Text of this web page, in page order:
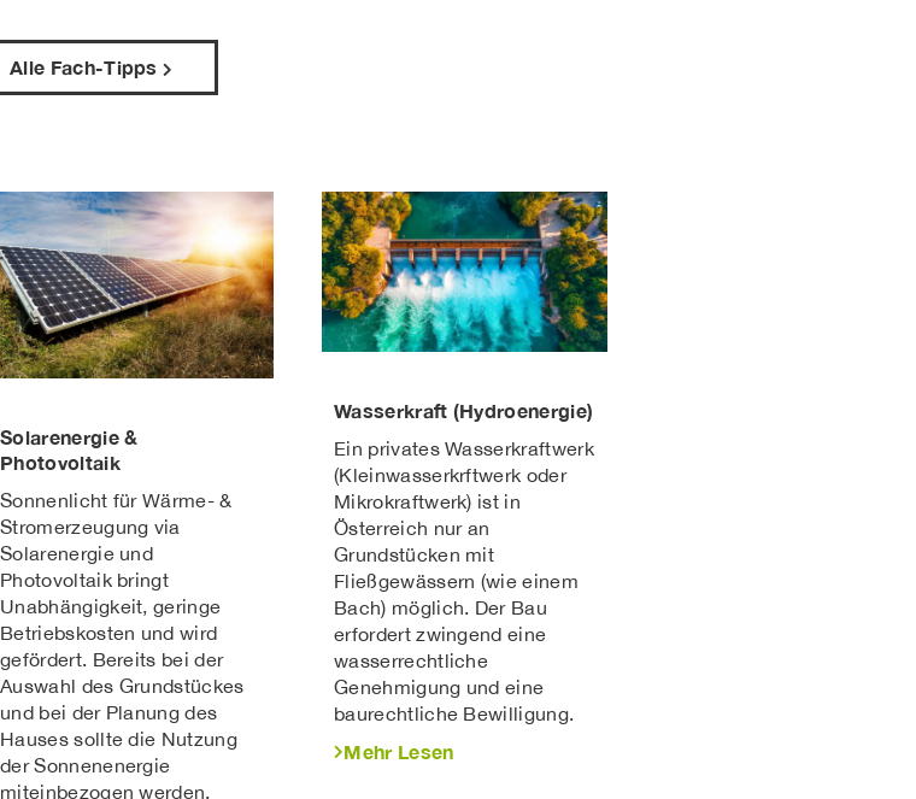
Alle Fach-Tipps
Solarenergie &
Photovoltaik
Sonnenlicht für Wärme- &
Stromerzeugung via
Solarenergie und
Photovoltaik bringt
Unabhängigkeit, geringe
Betriebskosten und wird
gefördert. Bereits bei der
Auswahl des Grundstückes
und bei der Planung des
Hauses sollte die Nutzung
der Sonnenenergie
miteinbezogen werden.
Wasserkraft (Hydroenergie)
Ein privates Wasserkraftwerk
(Kleinwasserkrftwerk oder
Mikrokraftwerk) ist in
Österreich nur an
Grundstücken mit
Fließgewässern (wie einem
Bach) möglich. Der Bau
erfordert zwingend eine
wasserrechtliche
Genehmigung und eine
baurechtliche Bewilligung.
Mehr Lesen